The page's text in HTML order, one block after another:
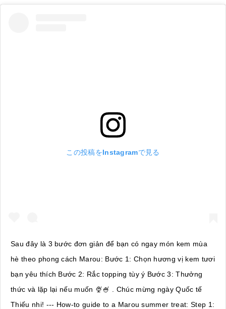
この投稿をInstagramで見る
Sau đây là 3 bước đơn giản để bạn có ngay món kem mùa
hè theo phong cách Marou: Bước 1: Chọn hương vị kem tươi
bạn yêu thích Bước 2: Rắc topping tùy ý Bước 3: Thưởng
thức và lặp lại nếu muốn 🍨🍧 . Chúc mừng ngày Quốc tế
Thiếu nhi! --- How-to guide to a Marou summer treat: Step 1: